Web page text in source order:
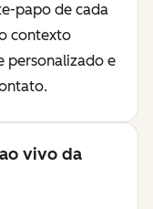
papo de cada
contexto
personalizado e
vivo da